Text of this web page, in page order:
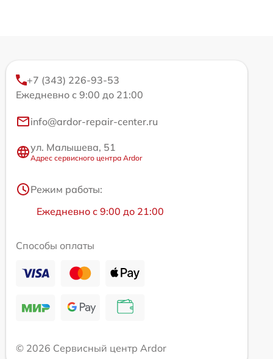
+7 (343) 226-93-53
Ежедневно с 9:00 до 21:00
info@ardor-repair-center.ru
ул. Малышева, 51
Адрес сервисного центра Ardor
Режим работы:
Ежедневно с 9:00 до 21:00
Способы оплаты
© 2026 Сервисный центр Ardor